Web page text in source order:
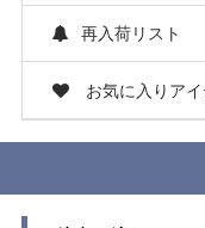
再入荷リスト
お気に入りアイ